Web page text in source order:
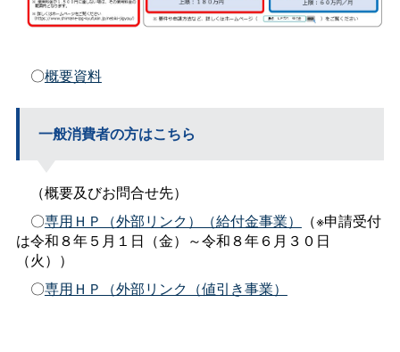
〇概要資料
一般消費者の方はこちら
（概要及びお問合せ先）
〇専用ＨＰ（外部リンク）（給付金事業）
（※申請受付
は令和８年５月１日（金）～令和８年６月３０日
（火））
〇専用ＨＰ（外部リンク（値引き事業）